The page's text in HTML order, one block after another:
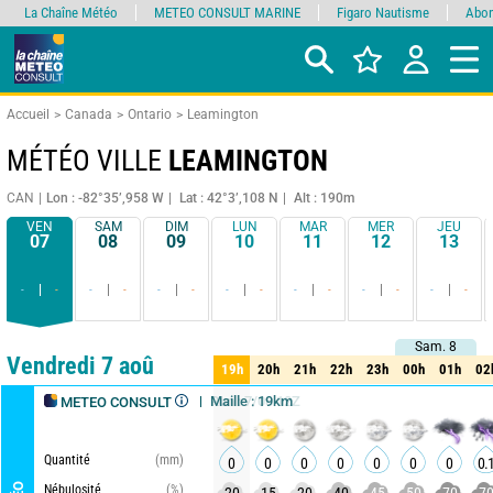
Accueil Canada Ontario Leamington
MÉTÉO VILLE LEAMINGTON
CAN Lon : -82°35’,958 W Lat : 42°3’,108 N
Alt : 190m
VEN
07
- -
SAM
08
- -
DIM
09
- -
LUN
10
- -
MAR
11
- -
MER
12
- -
JEU
13
- -
Comparateur détaillé synthétique
Vendredi 7 aoû
METEO CONSULT Run : 7/08 12Z
Maille : 19km
Quantité
(mm)
Nébulosité
(%)
Sam. 8
19h 20h 21h 22h 23h 00h 01h
Sam. 8
19h 20h 21h 22h 23h 00h 01h
0 0 0 0 0 0 0
La Chaîne Météo METEO CONSULT MARINE Figaro Nautisme